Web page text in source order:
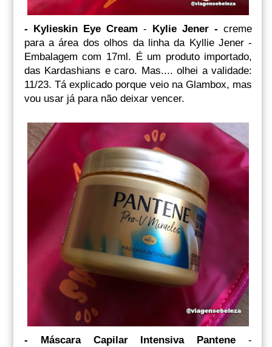
- Kylieskin Eye Cream - Kylie Jener - creme
para a área dos olhos da linha da Kyllie Jener -
Embalagem com 17ml. É um produto importado,
das Kardashians e caro. Mas.... olhei a validade:
11/23. Tá explicado porque veio na Glambox, mas
vou usar já para não deixar vencer.
- Máscara Capilar Intensiva Pantene -